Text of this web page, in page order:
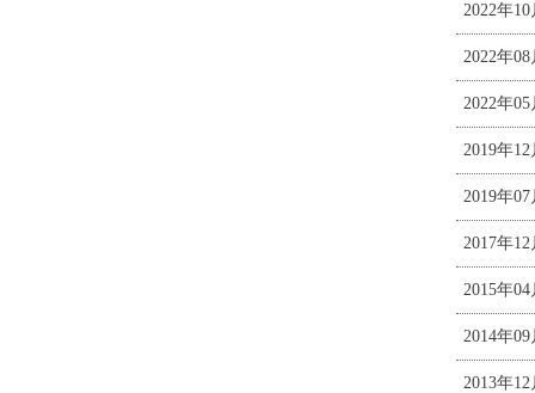
2022年
2022年
2022年
2019年
2019年
2017年
2015年
2014年
2013年